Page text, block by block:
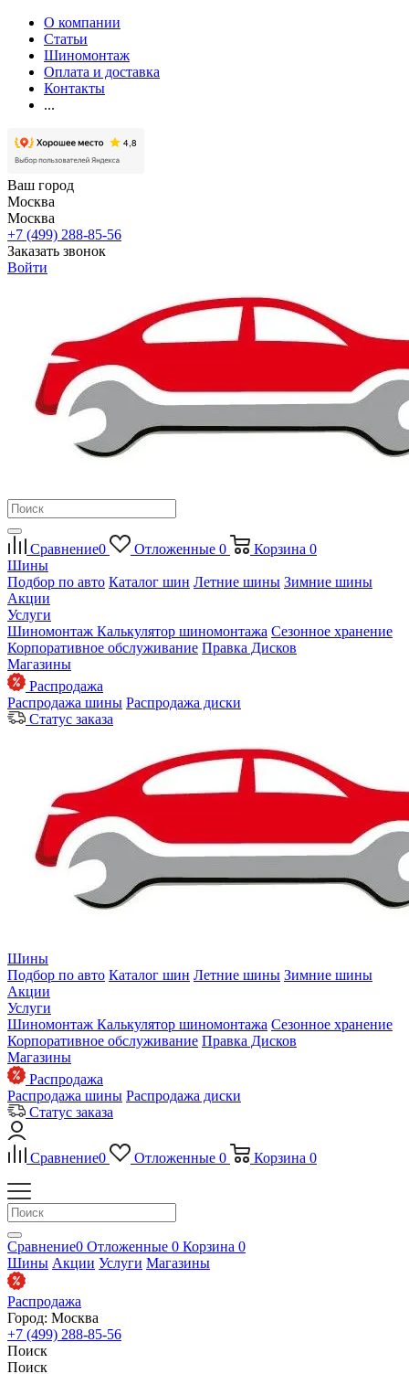
О компании
Статьи
Шиномонтаж
Оплата и доставка
Контакты
...
Ваш город
Москва
Москва
+7 (499) 288-85-56
Заказать звонок
Войти
Сравнение0 Отложенные 0 Корзина 0
Шины
Подбор по авто Каталог шин Летние шины Зимние шины
Акции
Услуги
Шиномонтаж Калькулятор шиномонтажа Сезонное хранение
Корпоративное обслуживание Правка Дисков
Магазины
Распродажа
Распродажа шины Распродажа диски
Статус заказа
Шины
Подбор по авто Каталог шин Летние шины Зимние шины
Акции
Услуги
Шиномонтаж Калькулятор шиномонтажа Сезонное хранение
Корпоративное обслуживание Правка Дисков
Магазины
Распродажа
Распродажа шины Распродажа диски
Статус заказа
Сравнение0 Отложенные 0 Корзина 0
Сравнение0 Отложенные 0 Корзина 0
Шины Акции Услуги Магазины
Распродажа
Город: Москва
+7 (499) 288-85-56
Поиск
Поиск